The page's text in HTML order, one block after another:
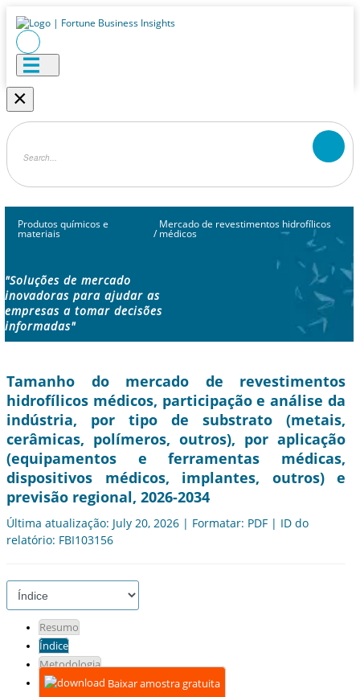
×
Produtos químicos e
materiais /
Mercado de revestimentos hidrofílicos
médicos
"Soluções de mercado
inovadoras para ajudar as
empresas a tomar decisões
informadas"
Tamanho do mercado de revestimentos
hidrofílicos médicos, participação e análise da
indústria, por tipo de substrato (metais,
cerâmicas, polímeros, outros), por aplicação
(equipamentos e ferramentas médicas,
dispositivos médicos, implantes, outros) e
previsão regional, 2026-2034
Última atualização: July 20, 2026 | Formatar: PDF | ID do
relatório: FBI103156
Resumo
Índice
Metodologia
Baixar amostra gratuita